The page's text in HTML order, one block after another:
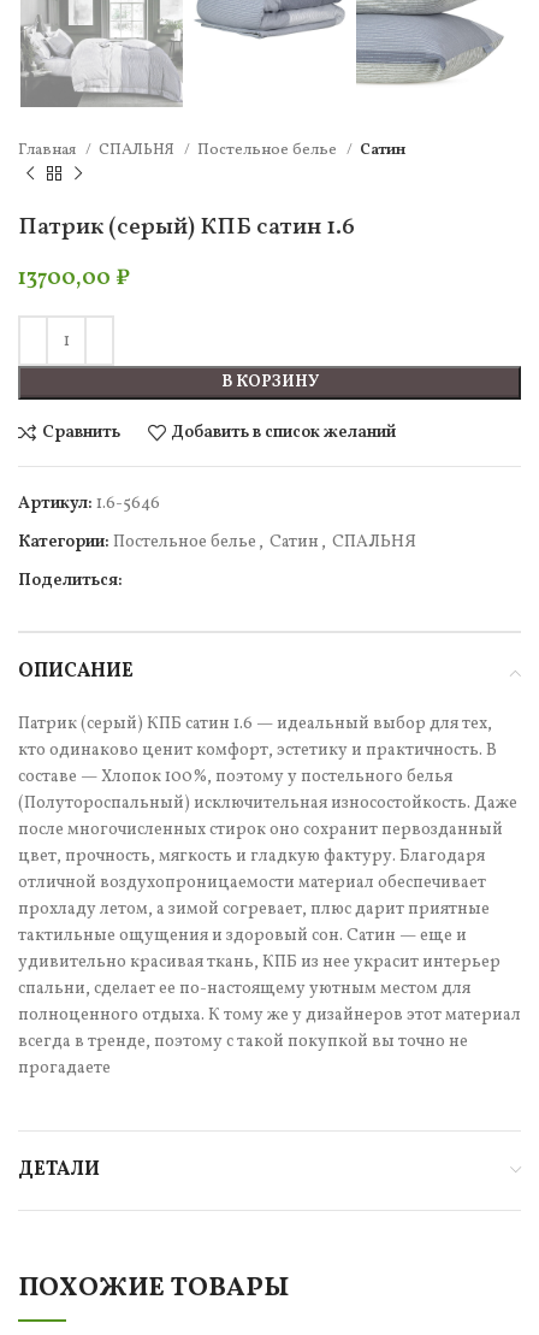
Главная СПАЛЬНЯ Постельное белье Сатин
Патрик (серый) КПБ сатин 1.6
13700,00 ₽
В КОРЗИНУ
Сравнить Добавить в список желаний
Артикул: 1.6-5646
Категории: Постельное белье , Сатин , СПАЛЬНЯ
Поделиться:
ОПИСАНИЕ
Патрик (серый) КПБ сатин 1.6 — идеальный выбор для тех,
кто одинаково ценит комфорт, эстетику и практичность. В
составе — Хлопок 100%, поэтому у постельного белья
(Полутороспальный) исключительная износостойкость. Даже
после многочисленных стирок оно сохранит первозданный
цвет, прочность, мягкость и гладкую фактуру. Благодаря
отличной воздухопроницаемости материал обеспечивает
прохладу летом, а зимой согревает, плюс дарит приятные
тактильные ощущения и здоровый сон. Сатин — еще и
удивительно красивая ткань, КПБ из нее украсит интерьер
спальни, сделает ее по-настоящему уютным местом для
полноценного отдыха. К тому же у дизайнеров этот материал
всегда в тренде, поэтому с такой покупкой вы точно не
прогадаете
ДЕТАЛИ
ПОХОЖИЕ ТОВАРЫ